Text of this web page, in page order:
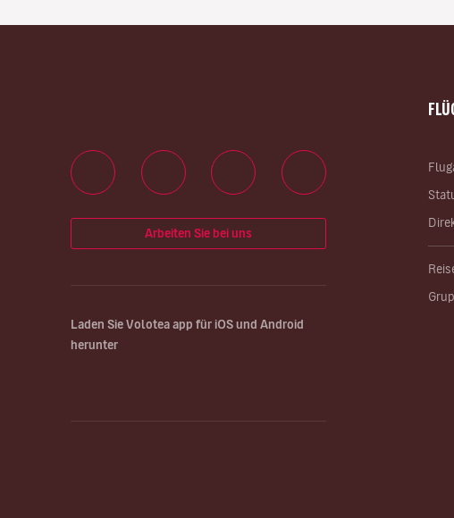
Arbeiten Sie bei uns
Laden Sie Volotea app für iOS und Android
herunter